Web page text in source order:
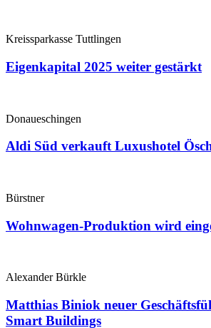
Kreissparkasse Tuttlingen
Eigenkapital 2025 weiter gestärkt
Donaueschingen
Aldi Süd verkauft Luxushotel
Bürstner
Wohnwagen-Produktion wird
Alexander Bürkle
Matthias Biniok neuer
Smart Buildings